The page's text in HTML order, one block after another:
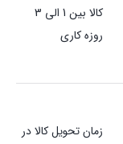
کالا بین 1 الی 3
روزه کاری
زمان تحویل کالا در